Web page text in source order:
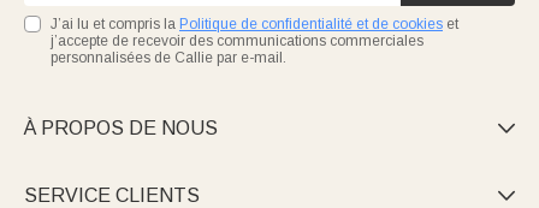
J’ai lu et compris la Politique de confidentialité et de cookies et
j’accepte de recevoir des communications commerciales
personnalisées de Callie par e-mail.
À PROPOS DE NOUS 
SERVICE CLIENTS 